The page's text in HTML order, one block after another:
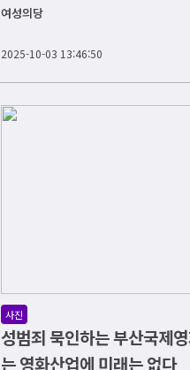
다
여성의당
2025-10-03 13:46:50
사진
성범죄 묵인하는 부산국제
는 영화산업에 미래는 없다